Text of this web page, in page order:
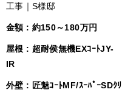
工事｜S様邸
金額 : 約150～180万円
屋根 : 超耐侯無機EXｺｰﾄJY-
IR
外壁 : 匠魅ｺｰﾄMF/ｽｰﾊﾟｰSDｸﾘ